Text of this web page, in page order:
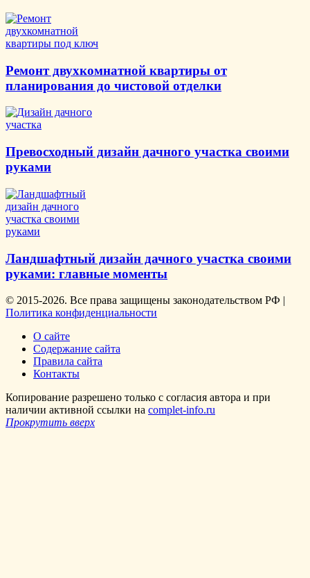
Ремонт двухкомнатной квартиры от
планирования до чистовой отделки
Превосходный дизайн дачного участка своими
руками
Ландшафтный дизайн дачного участка своими
руками: главные моменты
© 2015-2026. Все права защищены законодательством РФ |
Политика конфиденциальности
О сайте
Содержание сайта
Правила сайта
Контакты
Копирование разрешено только с согласия автора и при
наличии активной ссылки на complet-info.ru
Прокрутить вверх